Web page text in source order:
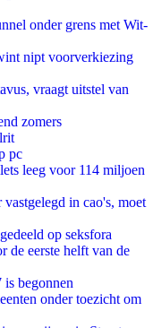
onder grens met Wit-
nipt voorverkiezing
vraagt uitstel van
zomers
pc
leeg voor 114 miljoen
in cao's, moet
op seksfora
de eerste helft van de
begonnen
onder toezicht om